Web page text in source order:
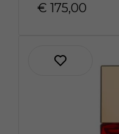
€ 175,00